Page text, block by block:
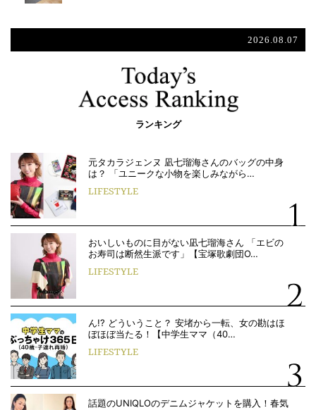
2026.08.07
ランキング
元タカラジェンヌ 凪七瑠海さんのバッグの中身
は？ 「ユニークな小物を楽しみながら…
LIFESTYLE
おいしいものに目がない凪七瑠海さん 「エビの
お寿司は断然生派です」【宝塚歌劇団O…
LIFESTYLE
ん!? どういうこと？ 安堵から一転、女の勘はほ
ぼほぼ当たる！【中学生ママ（40…
LIFESTYLE
話題のUNIQLOのデニムジャケットを購入！春気